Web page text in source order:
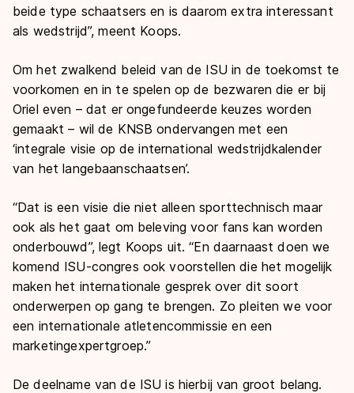
beide type schaatsers en is daarom extra interessant
als wedstrijd”, meent Koops.
Om het zwalkend beleid van de ISU in de toekomst te
voorkomen en in te spelen op de bezwaren die er bij
Oriel even – dat er ongefundeerde keuzes worden
gemaakt – wil de KNSB ondervangen met een
‘integrale visie op de international wedstrijdkalender
van het langebaanschaatsen’.
“Dat is een visie die niet alleen sporttechnisch maar
ook als het gaat om beleving voor fans kan worden
onderbouwd”, legt Koops uit. “En daarnaast doen we
komend ISU-congres ook voorstellen die het mogelijk
maken het internationale gesprek over dit soort
onderwerpen op gang te brengen. Zo pleiten we voor
een internationale atletencommissie en een
marketingexpertgroep.”
De deelname van de ISU is hierbij van groot belang.